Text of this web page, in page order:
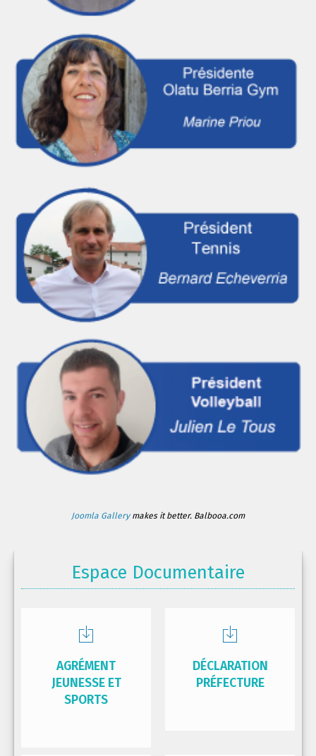
Joomla Gallerymakes it better. Balbooa.com
Espace Documentaire
AGRÉMENT
JEUNESSE ET
SPORTS
DÉCLARATION
PRÉFECTURE